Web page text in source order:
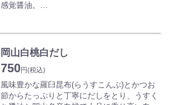
感覚醤油。
な香りとシロップや黒蜜、カルメラにもにた
濃厚な味わいはクセになること間違いなしで
す!
新しくて懐かしい味のスイーツ醤油。和風メ
ープルシロップ感覚でお使い下さい。
岡山白桃白だし
750円(税込)
風味豊かな羅臼昆布(らうすこんぶ)とかつお
節からたっぷりと丁寧にだしをとり、うすく